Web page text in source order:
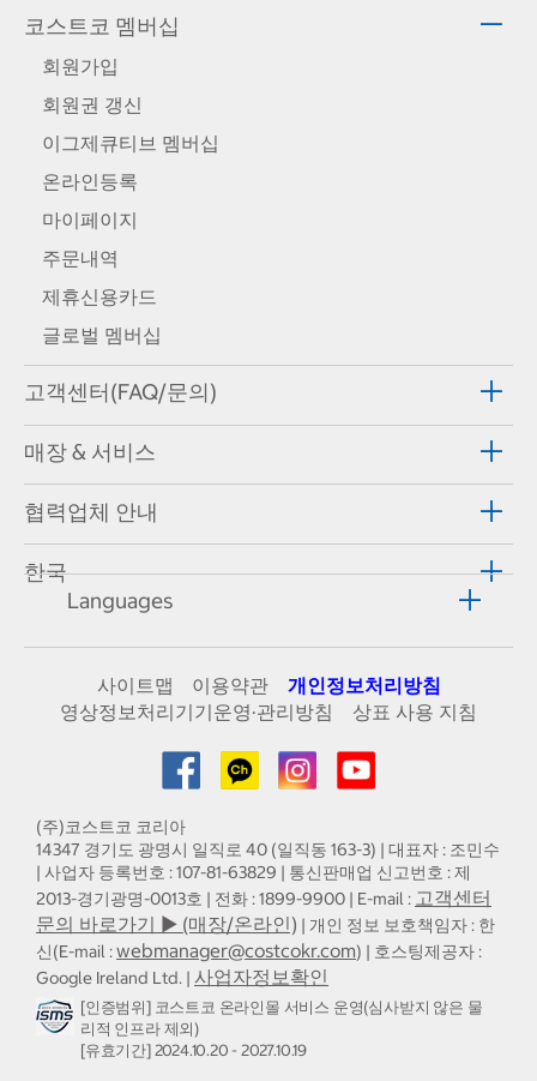
코스트코 멤버십
회원가입
회원권 갱신
이그제큐티브 멤버십
온라인등록
마이페이지
주문내역
제휴신용카드
글로벌 멤버십
고객센터(FAQ/문의)
매장 & 서비스
협력업체 안내
한국
Languages
사이트맵 이용약관
개인정보처리방침
영상정보처리기기운영·관리방침
상표 사용 지침
(주)코스트코 코리아
14347 경기도 광명시 일직로 40 (일직동 163-3) | 대표자 : 조민수
| 사업자 등록번호 : 107-81-63829 | 통신판매업 신고번호 : 제
2013-경기광명-0013호 | 전화 : 1899-9900 | E-mail : 고객센터
문의 바로가기 ▶ (매장/온라인) | 개인 정보 보호책임자 : 한
신(E-mail :webmanager@costcokr.com) | 호스팅제공자 :
Google Ireland Ltd. | 사업자정보확인
[인증범위] 코스트코 온라인몰 서비스 운영(심사받지 않은 물
리적 인프라 제외)
[유효기간] 2024.10.20 - 2027.10.19